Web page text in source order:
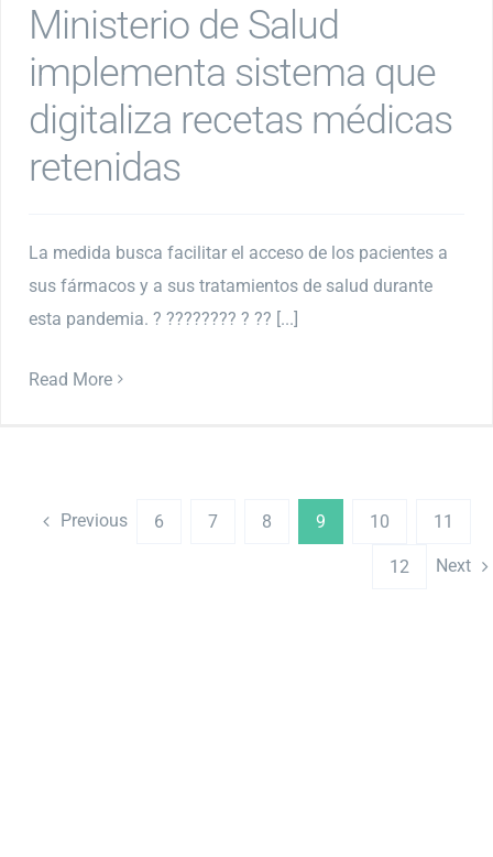
Ministerio de Salud
implementa sistema que
digitaliza recetas médicas
retenidas
La medida busca facilitar el acceso de los pacientes a
sus fármacos y a sus tratamientos de salud durante
esta pandemia. ? ???????? ? ?? [...]
Read More
Previous 6 7 8 9 10 11
12 Next